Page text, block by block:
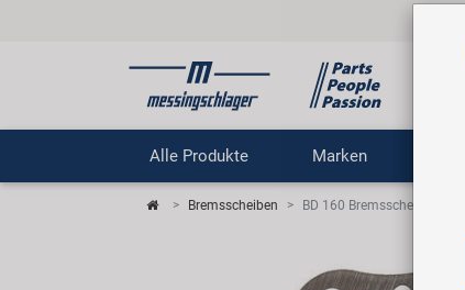
Alle Produkte Marken
Bremsscheiben BD 160 Bremsscheibe